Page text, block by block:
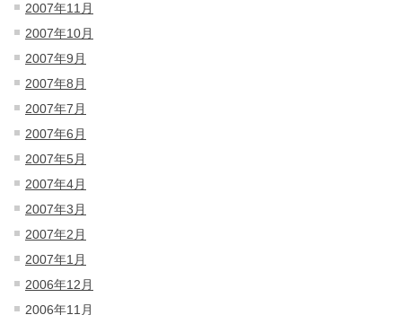
2007年11月
2007年10月
2007年9月
2007年8月
2007年7月
2007年6月
2007年5月
2007年4月
2007年3月
2007年2月
2007年1月
2006年12月
2006年11月